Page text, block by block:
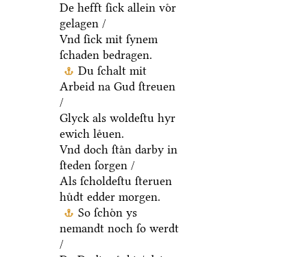
De hefft ſick allein voͤr
gelagen /
Vnd ſick mit ſynem
ſchaden bedragen.
Du ſchalt mit
Arbeid na Gud ſtreuen
/
Glyck als woldeſtu hyr
ewich leͤuen.
Vnd doch ſtaͤn darby in
ſteden ſorgen /
Als ſcholdeſtu ſteruen
huͤdt edder morgen.
So ſchoͤn ys
nemandt noch ſo werdt
/